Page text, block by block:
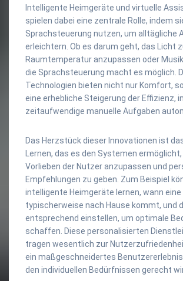
Intelligente Heimgeräte und virtuelle
spielen dabei eine zentrale Rolle, indem
Sprachsteuerung nutzen, um alltägliche
erleichtern. Ob es darum geht, das Licht
Raumtemperatur anzupassen oder
die Sprachsteuerung macht es möglich.
Technologien bieten nicht nur Komfort,
eine erhebliche Steigerung der Effizienz,
zeitaufwendige manuelle Aufgaben
Das Herzstück dieser Innovationen ist
Lernen, das es den Systemen
Vorlieben der Nutzer anzupassen und
Empfehlungen zu geben. Zum Beispiel
intelligente Heimgeräte lernen, wann eine
typischerweise nach Hause kommt, und
entsprechend einstellen, um optimale
schaffen. Diese personalisierten
tragen wesentlich zur
ein maßgeschneidertes
den individuellen Bedürfnissen gerecht